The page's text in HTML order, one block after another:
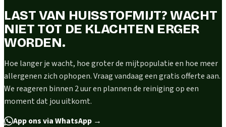
LAST VAN HUISSTOFMIJT? WACHT
NIET TOT DE KLACHTEN ERGER
WORDEN.
Hoe langer je wacht, hoe groter de mijtpopulatie en hoe meer
allergenen zich ophopen. Vraag vandaag een gratis offerte aan.
We reageren binnen 2 uur en plannen de reiniging op een
moment dat jou uitkomt.
App ons via WhatsApp →